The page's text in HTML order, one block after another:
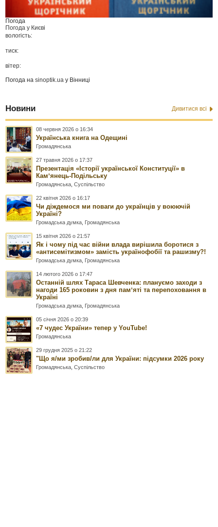
Погода
Погода у Києві
вологість:
тиск:
вітер:
Погода наsinoptik.ua у Вінниці
Новини Дивитися всі
08 червня 2026 о 16:34
Українська книга на Одещині
Громадянська
27 травня 2026 о 17:37
Презентація «Історії української Конституції» в
Камʼянець-Подільську
Громадянська ,Суспільство
22 квітня 2026 о 16:17
Чи діждемося ми поваги до українців у воюючій
Україні?
Громадська думка Громадянська
15 квітня 2026 о 21:57
Як і чому під час війни влада вирішила боротися з
«антисемітизмом» замість українофобії та рашизму?!
Громадська думка Громадянська
14 лютого 2026 о 17:47
Останній шлях Тараса Шевченка: плануємо заходи з
нагоди 165 роковин з дня памʼяті та перепоховання в
Україні
Громадська думка Громадянська
05 січня 2026 о 20:39
«7 чудес України» тепер у YouTube!
Громадянська
29 грудня 2025 о 21:22
"Що я/ми зробив/ли для України: підсумки 2026 року
Громадянська ,Суспільство